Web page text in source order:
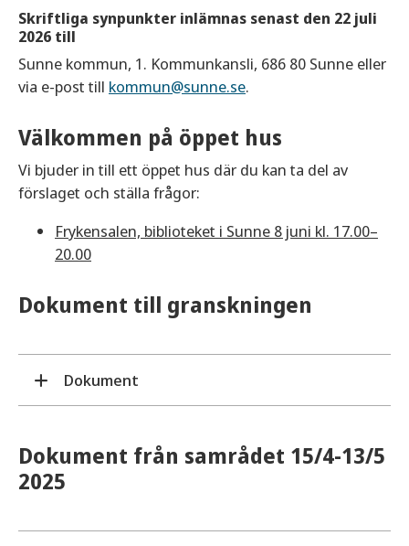
Skriftliga synpunkter inlämnas senast den 22 juli
2026 till
Sunne kommun, 1. Kommunkansli, 686 80 Sunne eller
via e-post till kommun@sunne.se.
Välkommen på öppet hus
Vi bjuder in till ett öppet hus där du kan ta del av
förslaget och ställa frågor:
Frykensalen, biblioteket i Sunne 8 juni kl. 17.00–
20.00
Dokument till granskningen
Dokument
Planbeskrivning
Dokument från samrådet 15/4-13/5
2025